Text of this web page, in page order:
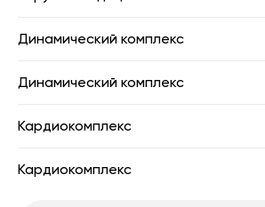
Динамический комплекс
Динамический комплекс
Кардиокомплекс
Кардиокомплекс